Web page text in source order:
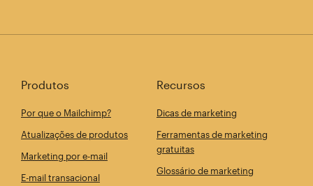
Produtos
Por que o Mailchimp?
Atualizações de produtos
Marketing por e-mail
E-mail transacional
Recursos
Dicas de marketing
Ferramentas de marketing
gratuitas
Glossário de marketing